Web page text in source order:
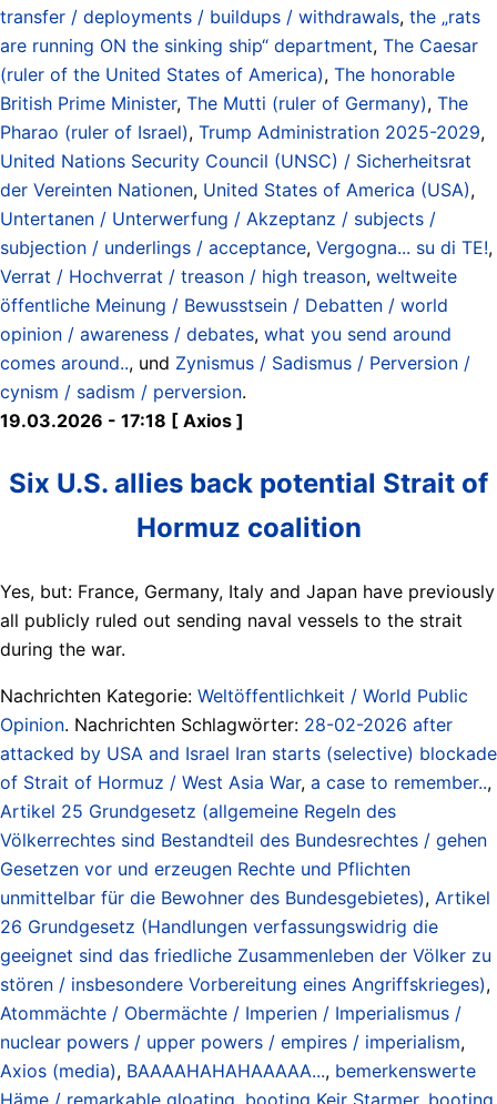
transfer / deployments / buildups / withdrawals, the „rats
are running ON the sinking ship“ department, The Caesar
(ruler of the United States of America), The honorable
British Prime Minister, The Mutti (ruler of Germany), The
Pharao (ruler of Israel), Trump Administration 2025-2029,
United Nations Security Council (UNSC) / Sicherheitsrat
der Vereinten Nationen, United States of America (USA),
Untertanen / Unterwerfung / Akzeptanz / subjects /
subjection / underlings / acceptance, Vergogna... su di TE!,
Verrat / Hochverrat / treason / high treason, weltweite
öffentliche Meinung / Bewusstsein / Debatten / world
opinion / awareness / debates, what you send around
comes around.., und Zynismus / Sadismus / Perversion /
cynism / sadism / perversion.
19.03.2026 - 17:18 [ Axios ]
Six U.S. allies back potential Strait of
Hormuz coalition
Yes, but: France, Germany, Italy and Japan have previously
all publicly ruled out sending naval vessels to the strait
during the war.
Nachrichten Kategorie: Weltöffentlichkeit / World Public
Opinion. Nachrichten Schlagwörter: 28-02-2026 after
attacked by USA and Israel Iran starts (selective) blockade
of Strait of Hormuz / West Asia War, a case to remember..,
Artikel 25 Grundgesetz (allgemeine Regeln des
Völkerrechtes sind Bestandteil des Bundesrechtes / gehen
Gesetzen vor und erzeugen Rechte und Pflichten
unmittelbar für die Bewohner des Bundesgebietes), Artikel
26 Grundgesetz (Handlungen verfassungswidrig die
geeignet sind das friedliche Zusammenleben der Völker zu
stören / insbesondere Vorbereitung eines Angriffskrieges),
Atommächte / Obermächte / Imperien / Imperialismus /
nuclear powers / upper powers / empires / imperialism,
Axios (media), BAAAAHAHAHAAAAA..., bemerkenswerte
Häme / remarkable gloating booting Keir Starmer, booting